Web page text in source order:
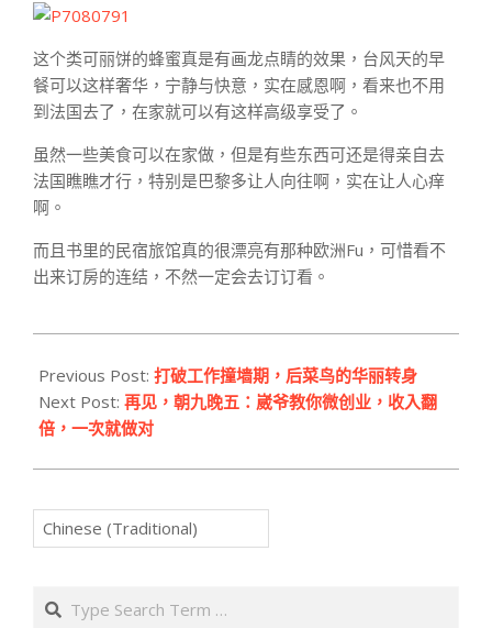
这个类可丽饼的蜂蜜真是有画龙点睛的效果，台风天的早
餐可以这样奢华，宁静与快意，实在感恩啊，看来也不用
到法国去了，在家就可以有这样高级享受了。
虽然一些美食可以在家做，但是有些东西可还是得亲自去
法国瞧瞧才行，特别是巴黎多让人向往啊，实在让人心痒
啊。
而且书里的民宿旅馆真的很漂亮有那种欧洲Fu，可惜看不
出来订房的连结，不然一定会去订订看。
07-
20
Previous Post: 打破工作撞墙期，后菜鸟的华丽转身
Next Post: 再见，朝九晚五：崴爷教你微创业，收入翻
倍，一次就做对
Search